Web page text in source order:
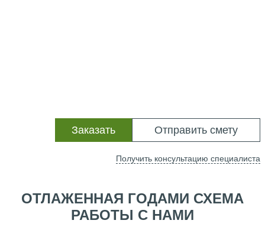
Отправить смету
Заказать
Получить консультацию специалиста
ОТЛАЖЕННАЯ ГОДАМИ СХЕМА
РАБОТЫ С НАМИ